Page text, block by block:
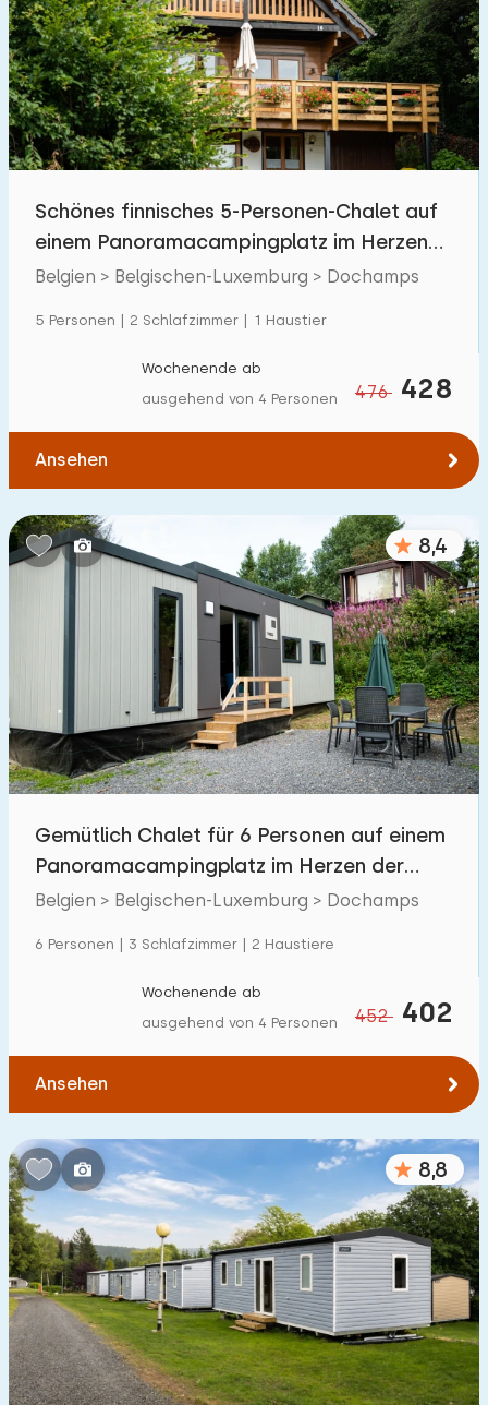
Schwimmbad 26
Eingezäunter Garten 0
Haustierfrei 4
Fahrradschuppen 2
Budget
€ 0 — € 1000+
Mindestanzahl
1 2 5
3 4 5
Entfernungen
Zum Meer(max. km):
1 2 5 10 20
Zum Wald (max. km):
1 2 5 10 20
Zu öffentlichen Verkehrsmitteln(max. km):
0,2 0,5
Unterkunft
Nicht im Ferienpark
Im Ferienpark 22
Einfamilienhaus 18
Schönes finnisches 5-Personen-Chalet auf
einem Panoramacampingplatz im Herzen
der Ardennen
Belgien > Belgischen-Luxemburg > Dochamps
5 Personen | 2 Schlafzimmer | 1 Haustier
476 428
Wochenende ab
ausgehend von 4 Personen
Ansehen
8,4
Gemütlich Chalet für 6 Personen auf einem
Panoramacampingplatz im Herzen der
Ardennen
Belgien > Belgischen-Luxemburg > Dochamps
6 Personen | 3 Schlafzimmer | 2 Haustiere
452 402
Wochenende ab
ausgehend von 4 Personen
Ansehen
8,8